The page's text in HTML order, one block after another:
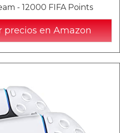
- 12000 FIFA Points
precios en Amazon